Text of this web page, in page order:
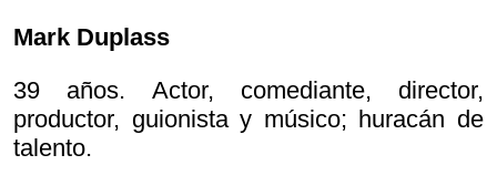
Mark Duplass
39 años. Actor, comediante, director,
productor, guionista y músico; huracán de
talento.